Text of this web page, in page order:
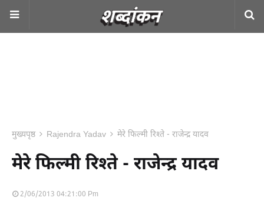
मुख्यपृष्ठ Rajendra Yadav मेरे फिल्मी रिश्ते - राजेन्द्र यादव
मेरे फिल्मी रिश्ते - राजेन्द्र यादव
2/06/2013 04:21:00 Pm